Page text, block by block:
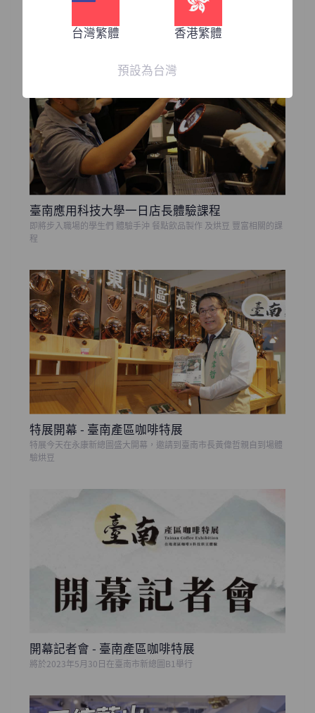
知名連鎖咖啡廳 星巴克培育咖啡師 所選用我們的場地來學習烘豆相
臺南應用科技大學一日店長體驗課程
即將步入職場的學生們 體驗手沖 餐點飲品製作 及烘豆 豐富相關的課
程
特展開幕 - 臺南產區咖啡特展
特展今天在永康新總圖盛大開幕，邀請到臺南市長黃偉哲親自到場體
驗烘豆
開幕記者會 - 臺南產區咖啡特展
將於2023年5月30日在臺南市新總圖B1舉行
台灣繁體 香港繁體
預設為台灣